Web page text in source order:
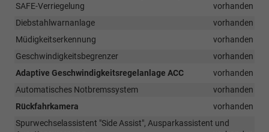
SAFE-Verriegelung
vorhanden
Diebstahlwarnanlage
vorhanden
Müdigkeitserkennung
vorhanden
Geschwindigkeitsbegrenzer
vorhanden
Adaptive Geschwindigkeitsregelanlage ACC
vorhanden
Automatisches Notbremssystem
vorhanden
Rückfahrkamera
vorhanden
Spurwechselassistent "Side Assist", Ausparkassistent und